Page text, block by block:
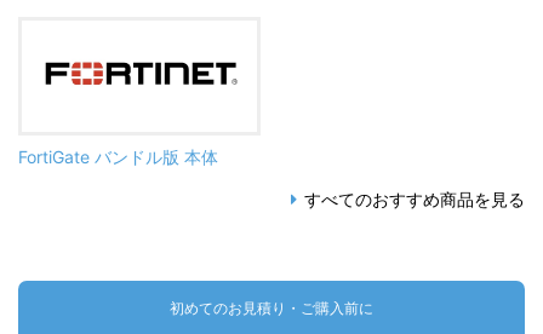
FortiGate バンドル版 本体
すべてのおすすめ商品を見る
初めてのお見積り・ご購入前に